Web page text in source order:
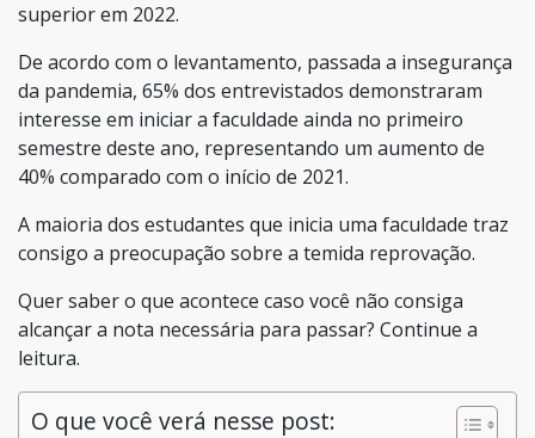
superior em 2022.
De acordo com o levantamento, passada a insegurança
da pandemia, 65% dos entrevistados demonstraram
interesse em iniciar a faculdade ainda no primeiro
semestre deste ano, representando um aumento de
40% comparado com o início de 2021.
A maioria dos estudantes que inicia uma faculdade traz
consigo a preocupação sobre a temida reprovação.
Quer saber o que acontece caso você não consiga
alcançar a nota necessária para passar? Continue a
leitura.
O que você verá nesse post: